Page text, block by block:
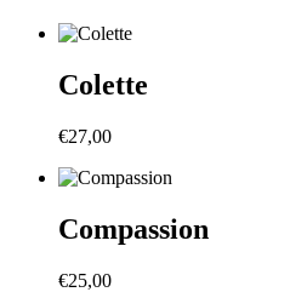
Colette
€27,00
Compassion
€25,00